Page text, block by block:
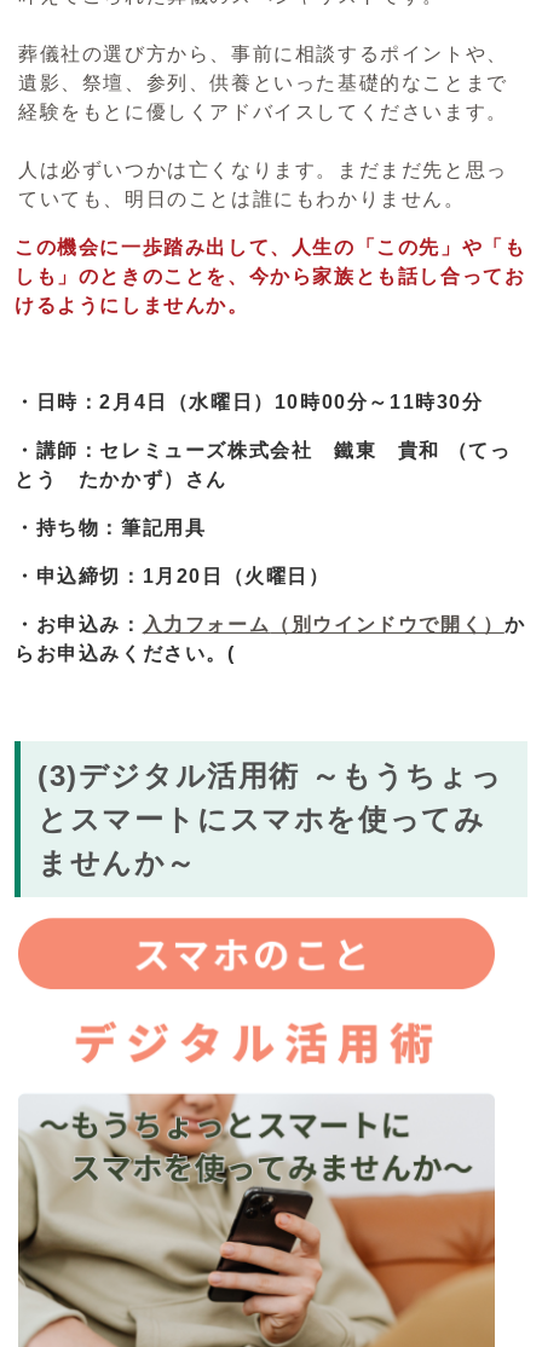
葬儀社の選び方から、事前に相談するポイントや、
遺影、祭壇、参列、供養といった基礎的なことまで
経験をもとに優しくアドバイスしてくださいます。
人は必ずいつかは亡くなります。まだまだ先と思っ
ていても、明日のことは誰にもわかりません。
この機会に一歩踏み出して、人生の「この先」や「も
しも」のときのことを、今から家族とも話し合ってお
けるようにしませんか。
・日時：2月4日（水曜日）10時00分～11時30分
・講師：セレミューズ株式会社 鐵東 貴和 （てっ
とう たかかず）さん
・持ち物：筆記用具
・申込締切：1月20日（火曜日）
・お申込み： 入力フォーム （別ウインドウで開く） か
らお申込みください。(
(3)デジタル活用術 ～もうちょっ
とスマートにスマホを使ってみ
ませんか～